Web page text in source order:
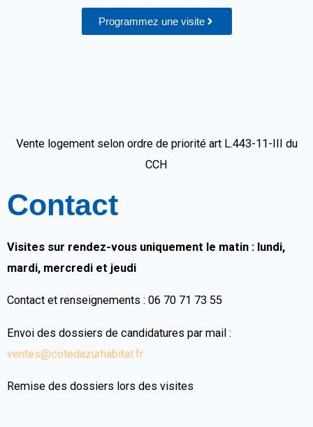
Programmez une visite
Vente logement selon ordre de priorité art L.443-11-III du
CCH
Contact
Visites sur rendez-vous uniquement le matin : lundi,
mardi, mercredi et jeudi
Contact et renseignements : 06 70 71 73 55
Envoi des dossiers de candidatures par mail :
ventes@cotedazurhabitat.fr
Remise des dossiers lors des visites